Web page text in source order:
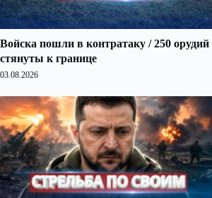
Войска пошли в контратаку / 250 орудий
стянуты к границе
03.08.2026